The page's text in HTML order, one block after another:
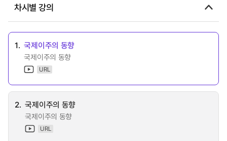
차시별 강의
1. 국제이주의 동향
국제이주의 동향
URL
2. 국제이주의 동향
국제이주의 동향
URL